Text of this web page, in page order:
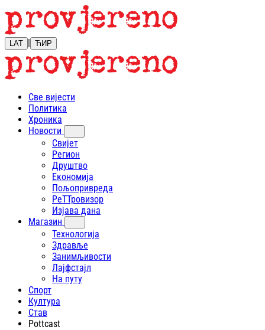
LAT | ЋИР
Све вијести
Политика
Хроника
Новости
Свијет
Регион
Друштво
Економија
Пољопривреда
РеТТровизор
Изјава дана
Магазин
Технологија
Здравље
Занимљивости
Лајфстajл
На путу
Спорт
Култура
Став
Pottcast